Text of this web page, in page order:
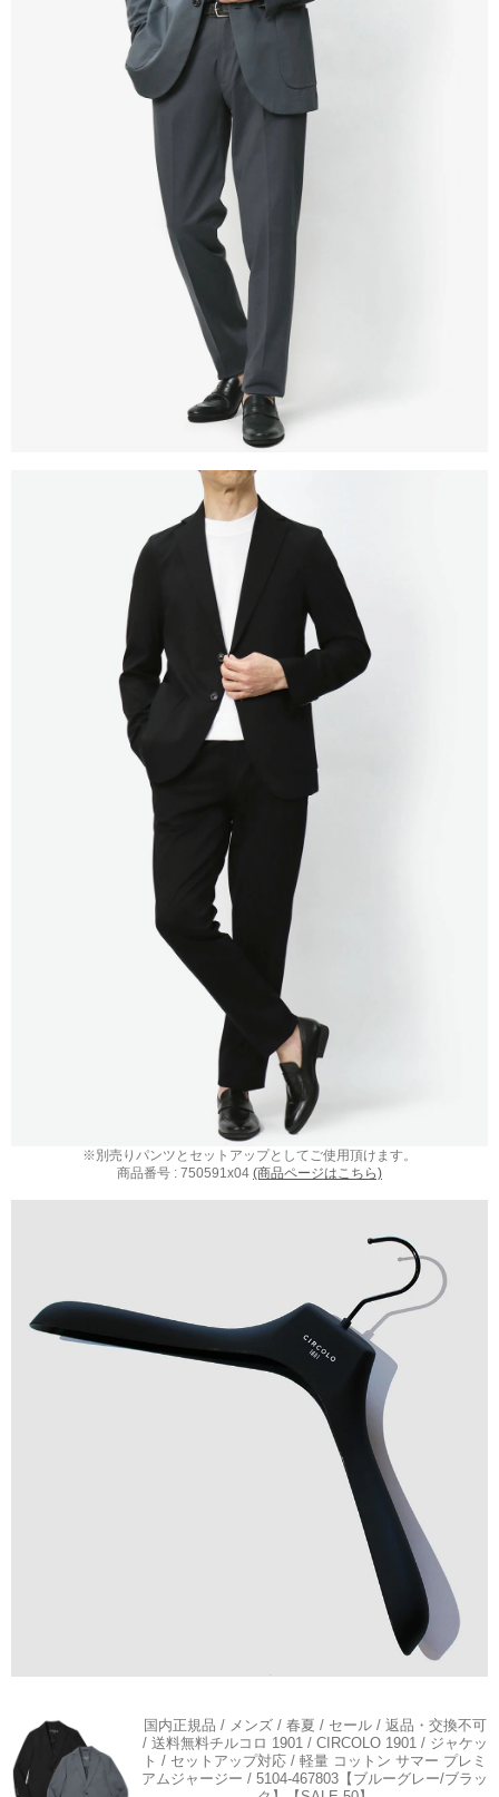
※別売りパンツとセットアップとしてご使用頂けます。
商品番号 : 750591x04 (商品ページはこちら)
国内正規品 / メンズ / 春夏 / セール / 返品・交換不可
/ 送料無料チルコロ 1901 / CIRCOLO 1901 / ジャケッ
ト / セットアップ対応 / 軽量 コットン サマー プレミ
アムジャージー / 5104-467803【ブルーグレー/ブラッ